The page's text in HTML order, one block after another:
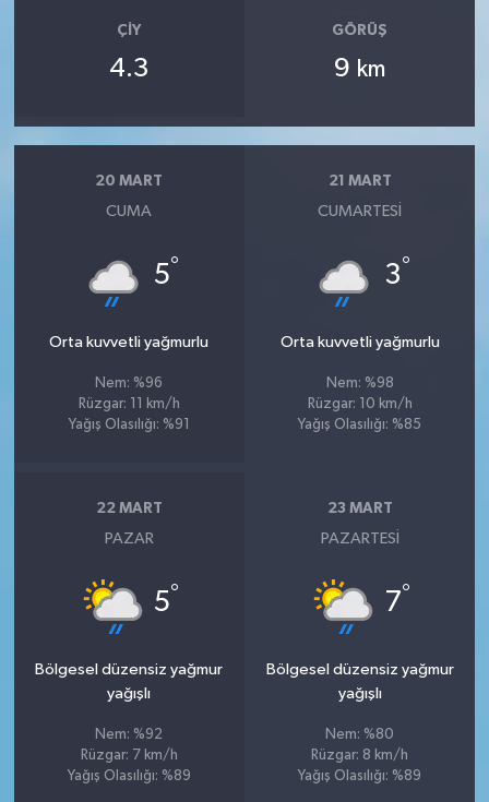
ÇIY
4.3
GÖRÜŞ
9 km
20 MART
CUMA
5°
Orta kuvvetli yağmurlu
Nem: %96
Rüzgar: 11 km/h
Yağış Olasılığı: %91
21 MART
CUMARTESI
3°
Orta kuvvetli yağmurlu
Nem: %98
Rüzgar: 10 km/h
Yağış Olasılığı: %85
22 MART
PAZAR
5°
Bölgesel düzensiz yağmur
yağışlı
Nem: %92
Rüzgar: 7 km/h
Yağış Olasılığı: %89
23 MART
PAZARTESI
7°
Bölgesel düzensiz yağmur
yağışlı
Nem: %80
Rüzgar: 8 km/h
Yağış Olasılığı: %89